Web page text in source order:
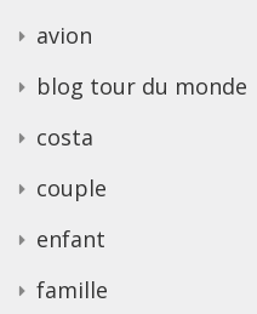
avion
blog tour du monde
costa
couple
enfant
famille